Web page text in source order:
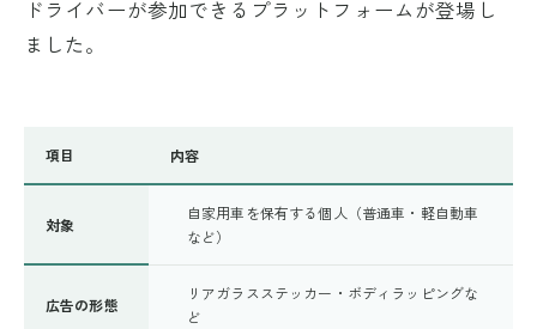
ドライバーが参加できるプラットフォームが登場し
ました。
項目 内容
対象
自家用車を保有する個人（普通車・軽自動車
など）
広告の形態
リアガラスステッカー・ボディラッピングな
ど